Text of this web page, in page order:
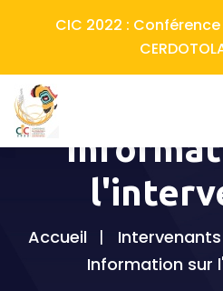
CIC 2022 :
Accueil Intervenants
Information sur